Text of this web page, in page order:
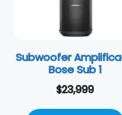
Subwoofer
Bose Sub 1
$23,999